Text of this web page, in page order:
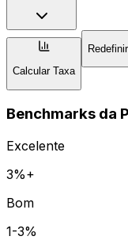
Calcular Taxa
Redefinir
Benchmarks da
Excelente
3%+
Bom
1-3%